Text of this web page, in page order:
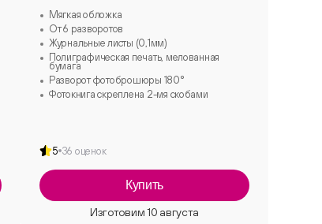
Мягкая обложка
От 6 разворотов
Журнальные листы (0,1мм)
Полиграфическая печать, мелованная
бумага
Разворот фотоброшюры 180°
Фотокнига скреплена 2-мя скобами
5 36 оценок
Купить